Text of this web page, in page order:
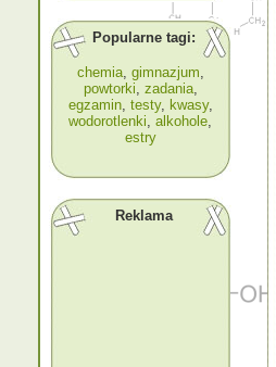
Popularne tagi:
chemia, gimnazjum,
powtorki, zadania,
egzamin, testy, kwasy,
wodorotlenki, alkohole,
estry
Reklama